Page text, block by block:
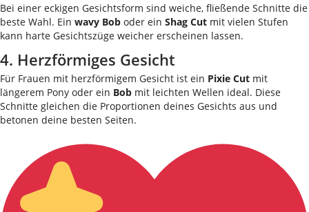
Bei einer eckigen Gesichtsform sind weiche, fließende Schnitte die
beste Wahl. Ein wavy Bob oder ein Shag Cut mit vielen Stufen
kann harte Gesichtszüge weicher erscheinen lassen.
4. Herzförmiges Gesicht
Für Frauen mit herzförmigem Gesicht ist ein Pixie Cut mit
längerem Pony oder ein Bob mit leichten Wellen ideal. Diese
Schnitte gleichen die Proportionen deines Gesichts aus und
betonen deine besten Seiten.